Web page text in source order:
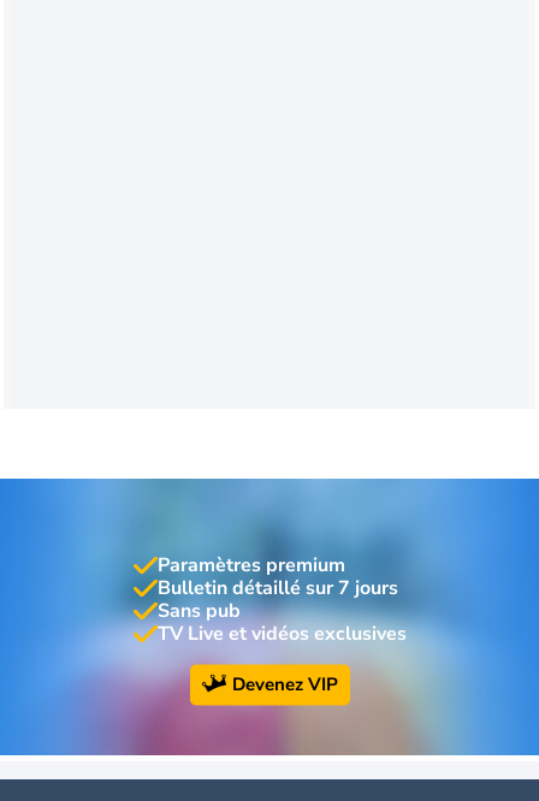
Paramètres premium
Bulletin détaillé sur 7 jours
Sans pub
TV Live et vidéos exclusives
Devenez VIP